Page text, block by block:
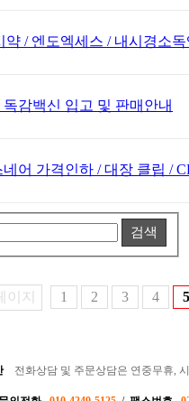
약 / 엔도엑세스 / 내시경소독
감백신 입고 및 판매안내
네어 가격인하 / 대장 클립 /
검색
이지 1 2 3 4 5
전화상담 및 주문상담은 연중무휴,